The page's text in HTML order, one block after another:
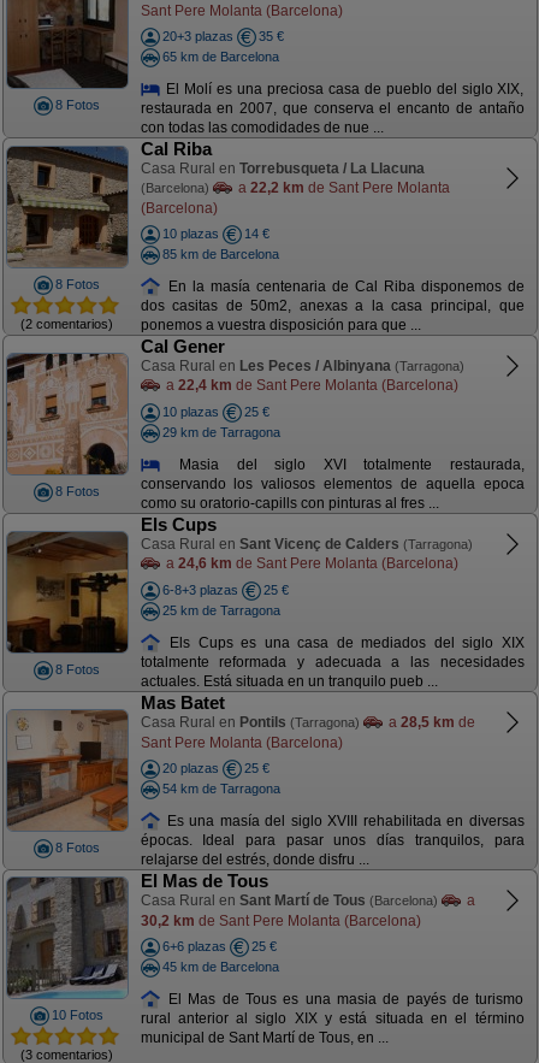
8 Fotos
Sant Pere Molanta (Barcelona)
20+3 plazas
35 €
65 km de Barcelona
El Molí es una preciosa casa de pueblo del siglo XIX,
restaurada en 2007, que conserva el encanto de antaño
con todas las comodidades de nue ...
8 Fotos
(2 comentarios)
Cal Riba
Casa Rural en Torrebusqueta / La Llacuna
(Barcelona) a 22,2 km de Sant Pere Molanta
(Barcelona)
10 plazas
14 €
85 km de Barcelona
En la masía centenaria de Cal Riba disponemos de
dos casitas de 50m2, anexas a la casa principal, que
ponemos a vuestra disposición para que ...
8 Fotos
Cal Gener
Casa Rural en Les Peces / Albinyana (Tarragona)
a 22,4 km de Sant Pere Molanta (Barcelona)
10 plazas
25 €
29 km de Tarragona
Masia del siglo XVI totalmente restaurada,
conservando los valiosos elementos de aquella epoca
como su oratorio-capills con pinturas al fres ...
8 Fotos
Els Cups
Casa Rural en Sant Vicenç de Calders (Tarragona)
a 24,6 km de Sant Pere Molanta (Barcelona)
6-8+3 plazas
25 €
25 km de Tarragona
Els Cups es una casa de mediados del siglo XIX
totalmente reformada y adecuada a las necesidades
actuales. Está situada en un tranquilo pueb ...
8 Fotos
Mas Batet
Casa Rural en Pontils (Tarragona) a 28,5 km de
Sant Pere Molanta (Barcelona)
20 plazas
25 €
54 km de Tarragona
Es una masía del siglo XVIII rehabilitada en diversas
épocas. Ideal para pasar unos días tranquilos, para
relajarse del estrés, donde disfru ...
10 Fotos
(3 comentarios)
El Mas de Tous
Casa Rural en Sant Martí de Tous (Barcelona)
a
30,2 km de Sant Pere Molanta (Barcelona)
6+6 plazas
25 €
45 km de Barcelona
El Mas de Tous es una masia de payés de turismo
rural anterior al siglo XIX y está situada en el término
municipal de Sant Martí de Tous, en ...